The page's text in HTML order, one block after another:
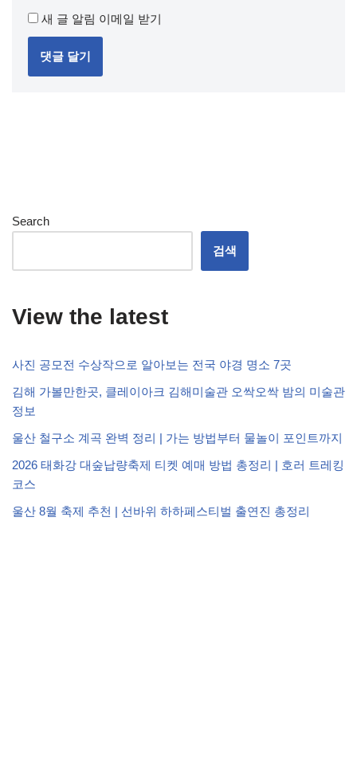
새 글 알림 이메일 받기
Search
검색
View the latest
사진 공모전 수상작으로 알아보는 전국 야경 명소 7곳
김해 가볼만한곳, 클레이아크 김해미술관 오싹오싹 밤의 미술관
정보
울산 철구소 계곡 완벽 정리 | 가는 방법부터 물놀이 포인트까지
2026 태화강 대숲납량축제 티켓 예매 방법 총정리 | 호러 트레킹
코스
울산 8월 축제 추천 | 선바위 하하페스티벌 출연진 총정리